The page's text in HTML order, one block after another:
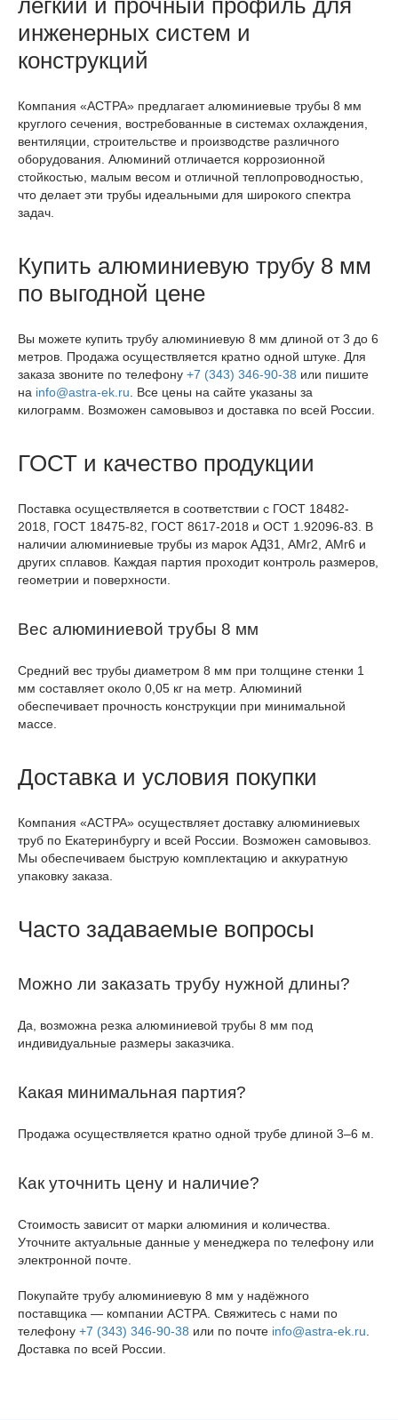
лёгкий и прочный профиль для
инженерных систем и
конструкций
Компания «АСТРА» предлагает алюминиевые трубы 8 мм
круглого сечения, востребованные в системах охлаждения,
вентиляции, строительстве и производстве различного
оборудования. Алюминий отличается коррозионной
стойкостью, малым весом и отличной теплопроводностью,
что делает эти трубы идеальными для широкого спектра
задач.
Купить алюминиевую трубу 8 мм
по выгодной цене
Вы можете купить трубу алюминиевую 8 мм длиной от 3 до 6
метров. Продажа осуществляется кратно одной штуке. Для
заказа звоните по телефону +7 (343) 346-90-38 или пишите
на info@astra-ek.ru . Все цены на сайте указаны за
килограмм. Возможен самовывоз и доставка по всей России.
ГОСТ и качество продукции
Поставка осуществляется в соответствии с ГОСТ 18482-
2018, ГОСТ 18475-82, ГОСТ 8617-2018 и ОСТ 1.92096-83. В
наличии алюминиевые трубы из марок АД31, АМг2, АМг6 и
других сплавов. Каждая партия проходит контроль размеров,
геометрии и поверхности.
Вес алюминиевой трубы 8 мм
Средний вес трубы диаметром 8 мм при толщине стенки 1
мм составляет около 0,05 кг на метр. Алюминий
обеспечивает прочность конструкции при минимальной
массе.
Доставка и условия покупки
Компания «АСТРА» осуществляет доставку алюминиевых
труб по Екатеринбургу и всей России. Возможен самовывоз.
Мы обеспечиваем быструю комплектацию и аккуратную
упаковку заказа.
Часто задаваемые вопросы
Можно ли заказать трубу нужной длины?
Да, возможна резка алюминиевой трубы 8 мм под
индивидуальные размеры заказчика.
Какая минимальная партия?
Продажа осуществляется кратно одной трубе длиной 3–6 м.
Как уточнить цену и наличие?
Стоимость зависит от марки алюминия и количества.
Уточните актуальные данные у менеджера по телефону или
электронной почте.
Покупайте трубу алюминиевую 8 мм у надёжного
поставщика — компании АСТРА. Свяжитесь с нами по
телефону +7 (343) 346-90-38 или по почте info@astra-ek.ru
Доставка по всей России.